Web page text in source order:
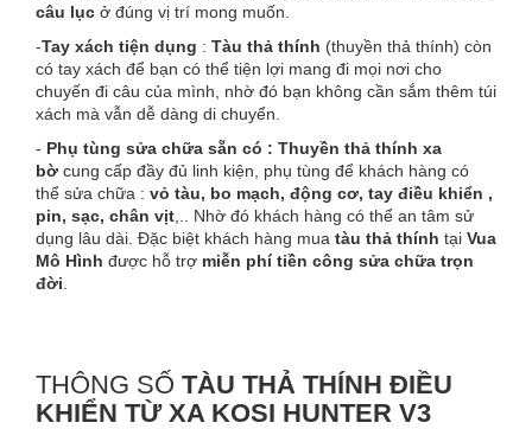
câu lục ở đúng vị trí mong muốn.
-Tay xách tiện dụng : Tàu thả thính (thuyền thả thính) còn
có tay xách để bạn có thể tiện lợi mang đi mọi nơi cho
chuyến đi câu của mình, nhờ đó bạn không cần sắm thêm túi
xách mà vẫn dễ dàng di chuyển.
- Phụ tùng sửa chữa sẵn có : Thuyền thả thính xa
bờ cung cấp đầy đủ linh kiện, phụ tùng để khách hàng có
thể sửa chữa : vỏ tàu, bo mạch, động cơ, tay điều khiển ,
pin, sạc, chân vịt ,.. Nhờ đó khách hàng có thể an tâm sử
dụng lâu dài. Đặc biệt khách hàng mua tàu thả thính tại Vua
Mô Hình được hỗ trợ miễn phí tiền công sửa chữa trọn
đời
THÔNG SỐ TÀU THẢ THÍNH ĐIỀU
KHIỂN TỪ XA KOSI HUNTER V3